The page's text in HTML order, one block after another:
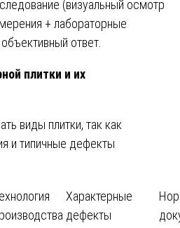
(визуальный осмотр
+ лабораторные
ответ.
плитки и их
виды плитки, так как
и типичные дефекты
Характерные
дефекты